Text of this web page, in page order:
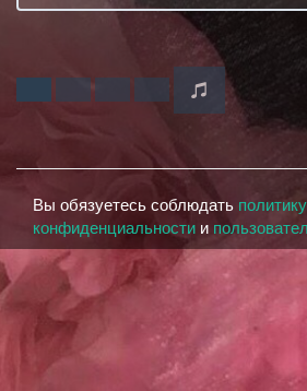
Вы обязуетесь соблюдать политику
конфиденциальности и